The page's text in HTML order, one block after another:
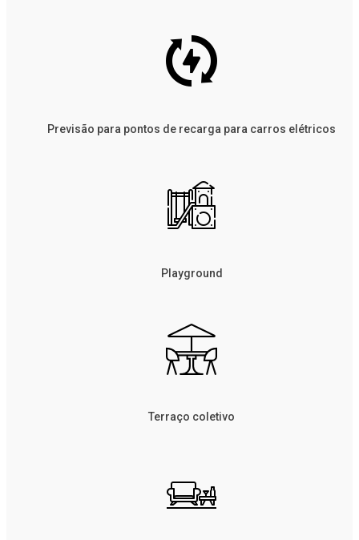
Previsão para pontos de recarga para carros elétricos
Playground
Terraço coletivo